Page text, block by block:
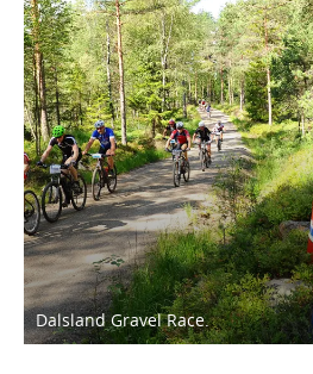
Dalsland Gravel Race.